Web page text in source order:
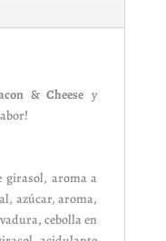
& Cheese y
girasol, aroma a
azúcar, aroma,
cebolla en